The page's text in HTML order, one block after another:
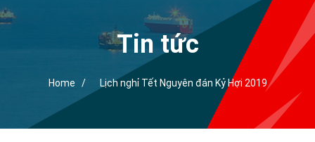
Tin tức
Home / Lịch nghỉ Tết Nguyên đán Kỷ Hợi 2019